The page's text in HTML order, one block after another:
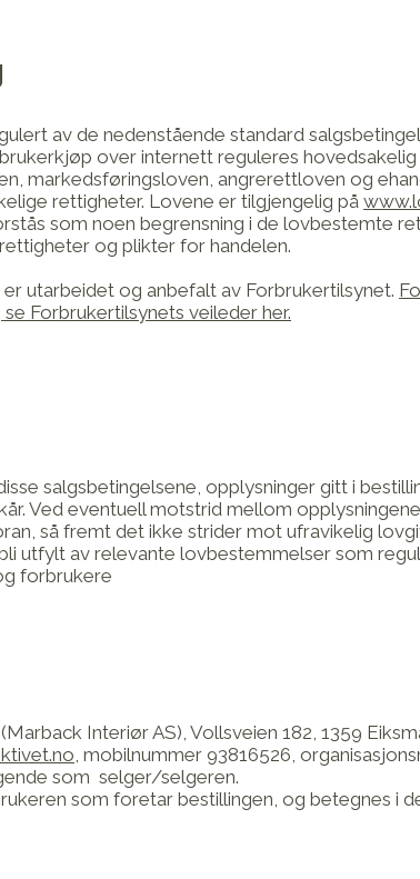
av de nedenstående standard
over internett reguleres
markedsføringsloven, angrerettloven og
rettigheter. Lovene er tilgjengelig på
som noen begrensning i de lovbestemte
og plikter for handelen.
utarbeidet og anbefalt av Forbrukertilsynet.
Forbrukertilsynets veileder her.
salgsbetingelsene, opplysninger gitt i
Ved eventuell motstrid mellom
så fremt det ikke strider mot ufravikelig
utfylt av relevante lovbestemmelser som
forbrukere
Interiør AS), Vollsveien 182, 1359
, mobilnummer 93816526,
som selger/selgeren.
som foretar bestillingen, og betegnes i